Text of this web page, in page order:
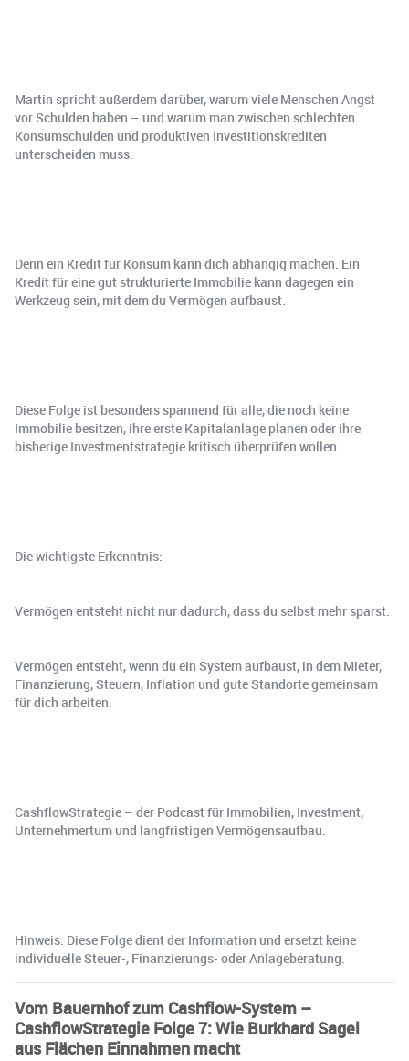
Martin spricht außerdem darüber, warum viele Menschen Angst
vor Schulden haben – und warum man zwischen schlechten
Konsumschulden und produktiven Investitionskrediten
unterscheiden muss.
Denn ein Kredit für Konsum kann dich abhängig machen. Ein
Kredit für eine gut strukturierte Immobilie kann dagegen ein
Werkzeug sein, mit dem du Vermögen aufbaust.
Diese Folge ist besonders spannend für alle, die noch keine
Immobilie besitzen, ihre erste Kapitalanlage planen oder ihre
bisherige Investmentstrategie kritisch überprüfen wollen.
Die wichtigste Erkenntnis:
Vermögen entsteht nicht nur dadurch, dass du selbst mehr sparst.
Vermögen entsteht, wenn du ein System aufbaust, in dem Mieter,
Finanzierung, Steuern, Inflation und gute Standorte gemeinsam
für dich arbeiten.
CashflowStrategie – der Podcast für Immobilien, Investment,
Unternehmertum und langfristigen Vermögensaufbau.
Hinweis: Diese Folge dient der Information und ersetzt keine
individuelle Steuer-, Finanzierungs- oder Anlageberatung.
Vom Bauernhof zum Cashflow-System –
CashflowStrategie Folge 7: Wie Burkhard Sagel
aus Flächen Einnahmen macht